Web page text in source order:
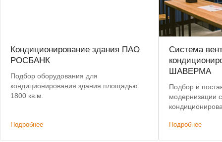
Кондиционирование здания ПАО
РОСБАНК
Подбор оборудования для
кондиционирования здания площадью
1800 кв.м.
Подробнее
Система
ШАВЕРМА
Подбор и
модернизации
Подробнее